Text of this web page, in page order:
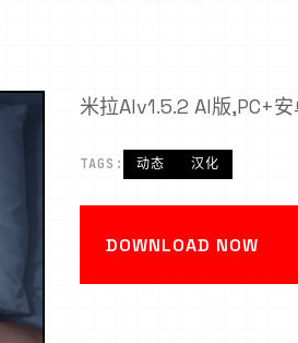
米拉AIv1.5.2 AI版,PC+
TAGS: 动态 汉化
DOWNLOAD NOW